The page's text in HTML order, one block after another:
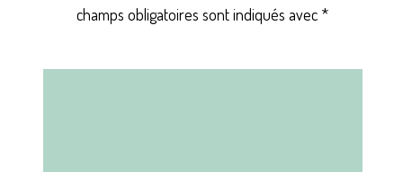
champs obligatoires sont indiqués avec *